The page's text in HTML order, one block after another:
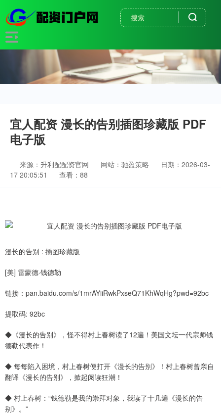
宜人配资 漫长的告别插图珍藏版 PDF
电子版
来源：升利配配资官网 网站：驰盈策略
日期：2026-03-
17 20:05:51
查看：88
漫长的告别 : 插图珍藏版
[美] 雷蒙德·钱德勒
链接：pan.baidu.com/s/1mrAYiiRwkPxseQ71KhWqHg?pwd=92bc
提取码: 92bc
◆《漫长的告别》，怪不得村上春树读了12遍！美国文坛一代宗师钱
德勒代表作！
◆ 每每陷入困境，村上春树便打开《漫长的告别》！村上春树曾亲自
翻译《漫长的告别》，掀起阅读狂潮！
◆ 村上春树：“钱德勒是我的崇拜对象，我读了十几遍《漫长的告
别》。”